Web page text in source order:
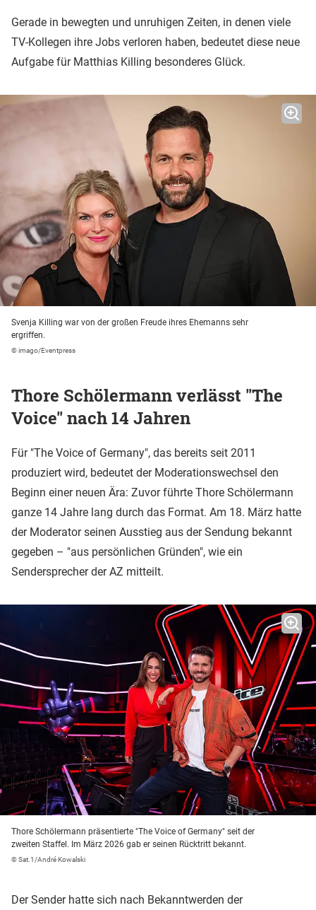
Gerade in bewegten und unruhigen Zeiten, in denen viele
TV-Kollegen ihre Jobs verloren haben, bedeutet diese neue
Aufgabe für Matthias Killing besonderes Glück.
Svenja Killing war von der großen Freude ihres Ehemanns sehr
ergriffen.
© imago/Eventpress
Thore Schölermann verlässt "The
Voice" nach 14 Jahren
Für "The Voice of Germany", das bereits seit 2011
produziert wird, bedeutet der Moderationswechsel den
Beginn einer neuen Ära: Zuvor führte Thore Schölermann
ganze 14 Jahre lang durch das Format. Am 18. März hatte
der Moderator seinen Ausstieg aus der Sendung bekannt
gegeben – "aus persönlichen Gründen", wie ein
Sendersprecher der AZ mitteilt.
Thore Schölermann präsentierte "The Voice of Germany" seit der
zweiten Staffel. Im März 2026 gab er seinen Rücktritt bekannt.
© Sat.1/André Kowalski
Der Sender hatte sich nach Bekanntwerden der